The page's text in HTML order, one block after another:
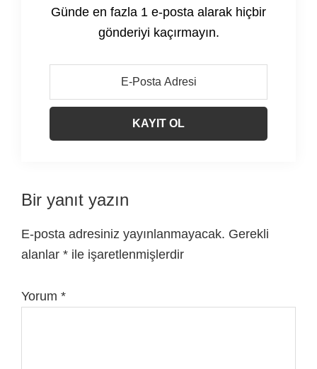
Günde en fazla 1 e-posta alarak hiçbir
gönderiyi kaçırmayın.
Okuyucu
Etkileşimi
Bir yanıt yazın
E-posta adresiniz yayınlanmayacak. Gerekli
alanlar * ile işaretlenmişlerdir
Yorum *